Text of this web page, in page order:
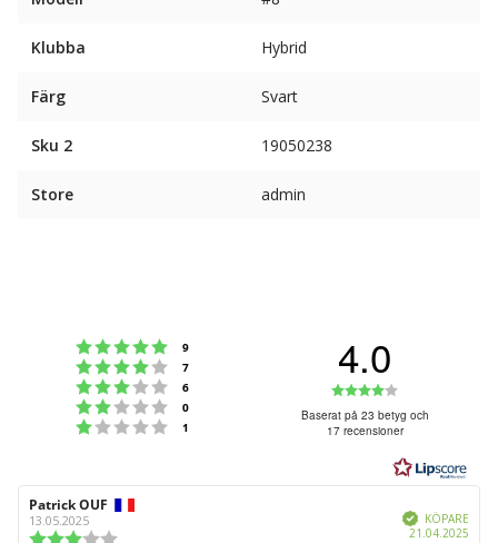
Klubba Hybrid
Färg Svart
Sku 2 19050238
Store admin
Betyg: 5 utav 5 stjärnor
9
Betyg: 4 utav 5 stjärnor
7
Betyg: 3 utav 5 stjärnor
6
Betyg: 2 utav 5 stjärnor
0
Betyg: 1 utav 5 stjärnor
1
4.0
4.0
utav
5
Baserat på 23 betyg och
17 recensioner
Recensionsförfattare:
Patrick OUF
13.05.2025 Bekräftad
KÖPARE
21.04.2025